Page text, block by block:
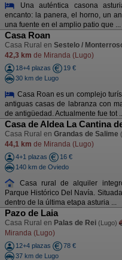
Una auténtica casona
encanto: la panera, el horno, un
una fuente en el amplio patio que ...
Casa Roan
Casa Rural en Sestelo /
42,3 km de Miranda (Lugo)
18+4 plazas
19 €
30 km de Lugo
Casa Roan es un complejo
antiguas casas de labranza con
de antigüedad. Actualmente fue tot
Casa de Aldea La Cantina
Casa Rural en Grandas de Salime
44,1 km de Miranda (Lugo)
4+1 plazas
16 €
140 km de Oviedo
Casa rural de alquiler
Parque Histórico Del Navía.
dentro de la última etapa asturia ...
Pazo de Laia
Casa Rural en Palas de Rei (Lugo)
Miranda (Lugo)
12+4 plazas
78 €
37 km de Lugo